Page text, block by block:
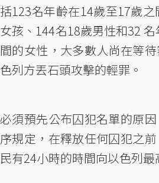
括123名年齡在14歲至17歲
女孩、144名18歲男性和32
間的女性，大多數人尚在等
色列方丟石頭攻擊的輕罪。
必須預先公布囚犯名單的原
序規定，在釋放任何囚犯之
民有24小時的時間向以色列最